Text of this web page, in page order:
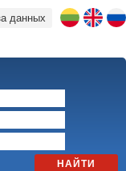
данных
НАЙТИ